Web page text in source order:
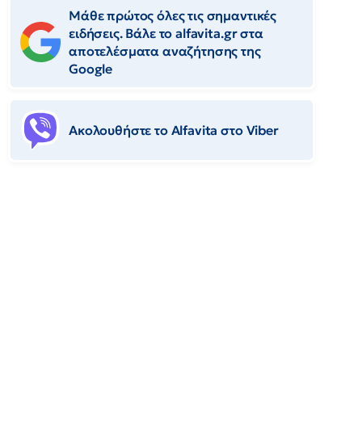
Μάθε πρώτος όλες τις σημαντικές
ειδήσεις. Βάλε το alfavita.gr στα
αποτελέσματα αναζήτησης της
Google
Ακολουθήστε το Αlfavita στο Viber